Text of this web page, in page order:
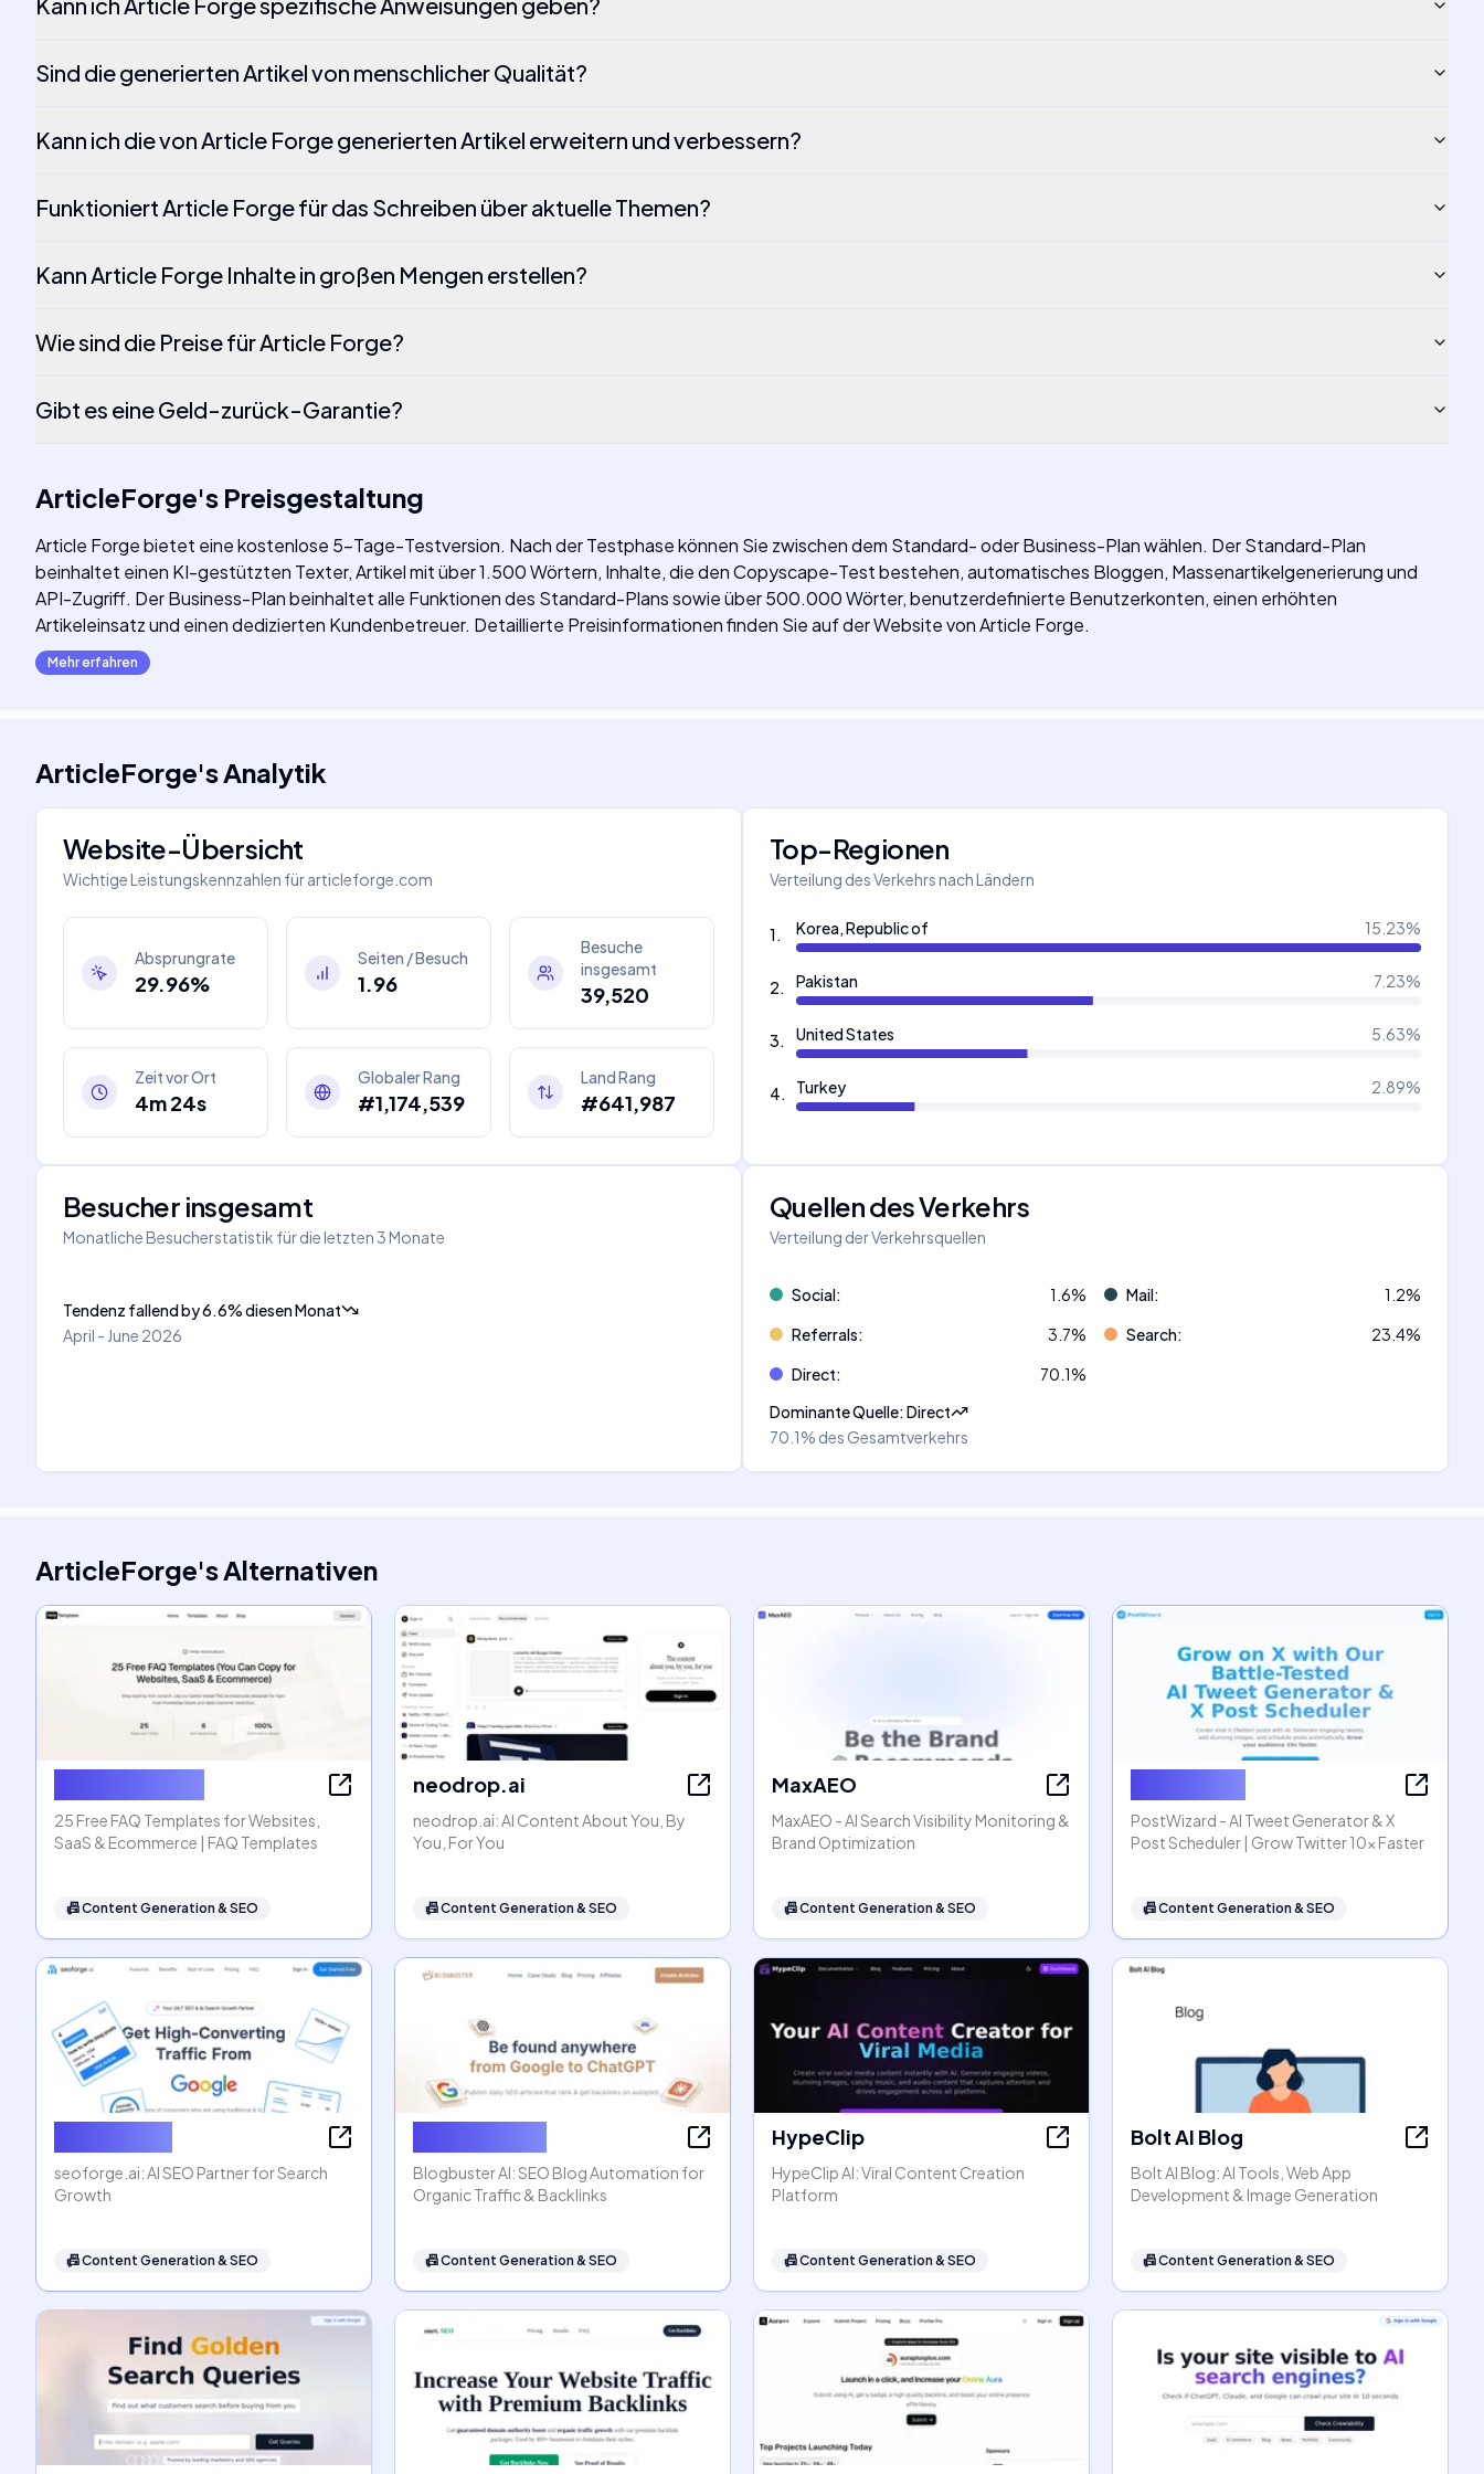
Sind die generierten Artikel von menschlicher Qualität?
Kann ich die von Article Forge generierten Artikel erweitern und verbessern?
Funktioniert Article Forge für das Schreiben über aktuelle Themen?
Kann Article Forge Inhalte in großen Mengen erstellen?
Wie sind die Preise für Article Forge?
Gibt es eine Geld-zurück-Garantie?
ArticleForge's Preisgestaltung
Article Forge bietet eine kostenlose 5-Tage-Testversion. Nach der Testphase können Sie zwischen dem Standard- oder Business-Plan wählen. Der Standard-Plan
beinhaltet einen KI-gestützten Texter, Artikel mit über 1.500 Wörtern, Inhalte, die den Copyscape-Test bestehen, automatisches Bloggen, Massenartikelgenerierung und
API-Zugriff. Der Business-Plan beinhaltet alle Funktionen des Standard-Plans sowie über 500.000 Wörter, benutzerdefinierte Benutzerkonten, einen erhöhten
Artikeleinsatz und einen dedizierten Kundenbetreuer. Detaillierte Preisinformationen finden Sie auf der Website von Article Forge.
Mehr erfahren
ArticleForge'sAnalytik
Website-Übersicht
Wichtige Leistungskennzahlen fürarticleforge.com
Absprungrate
29.96%
Seiten / Besuch
1.96
Besuche
insgesamt
39,520
Zeit vor Ort
4m 24s
Globaler Rang
#1,174,539
Land Rang
#641,987
Top-Regionen
Verteilung des Verkehrs nach Ländern
1. Korea, Republic of 15.23%
2. Pakistan 7.23%
3. United States 5.63%
4. Turkey 2.89%
Besucher insgesamt
Monatliche Besucherstatistik für die letzten 3 Monate
Tendenz fallendby6.6%diesen Monat
April - June 2026
Quellen des Verkehrs
Verteilung der Verkehrsquellen
Social: 1.6% Mail: 1.2%
Referrals: 3.7% Search: 23.4%
Direct: 70.1%
Dominante Quelle:Direct
70.1% des Gesamtverkehrs
ArticleForge'sAlternativen
25 Free FAQ Templates for Websites,
SaaS & Ecommerce | FAQ Templates
📠Content Generation & SEO
neodrop.ai
neodrop.ai: AI Content About You, By
You, For You
📠Content Generation & SEO
MaxAEO
MaxAEO - AI Search Visibility Monitoring &
Brand Optimization
📠Content Generation & SEO
PostWizard - AI Tweet Generator & X
Post Scheduler | Grow Twitter 10x Faster
📠Content Generation & SEO
seoforge.ai: AI SEO Partner for Search
Growth
📠Content Generation & SEO
Blogbuster AI: SEO Blog Automation for
Organic Traffic & Backlinks
📠Content Generation & SEO
HypeClip
HypeClip AI: Viral Content Creation
Platform
📠Content Generation & SEO
Bolt AI Blog
Bolt AI Blog: AI Tools, Web App
Development & Image Generation
📠Content Generation & SEO